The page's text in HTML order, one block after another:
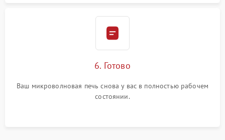
6. Готово
Ваш микроволновая печь снова у вас в полностью рабочем
состоянии.